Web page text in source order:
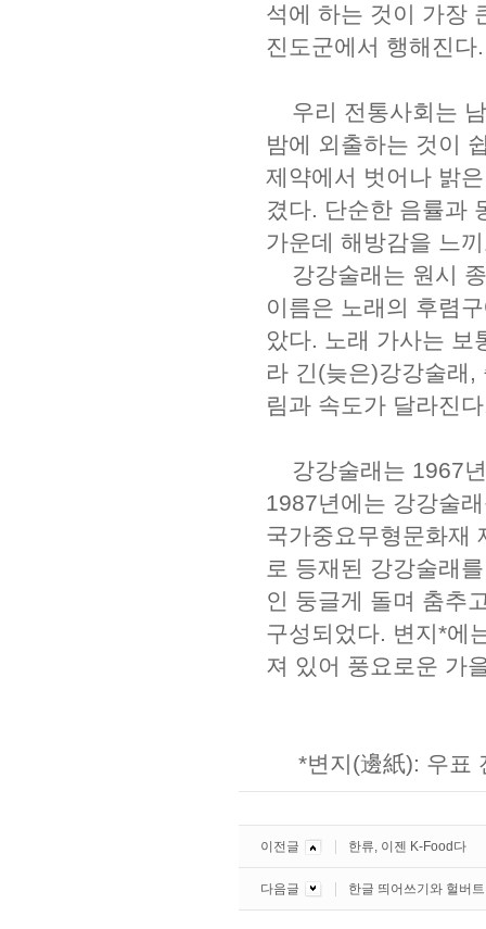
석에 하는 것이 가장
진도군에서 행해진다.
우리 전통사회는
밤에 외출하는 것이
제약에서 벗어나 밝
겼다. 단순한 음률과
가운데 해방감을 느
강강술래는 원시 종
이름은 노래의 후렴
았다. 노래 가사는 보
라 긴(늦은)강강술래
림과 속도가 달라진
강강술래는 1967년
1987년에는 강강술
국가중요무형문화재
로 등재된 강강술래
인 둥글게 돌며 춤추
구성되었다. 변지*에
져 있어 풍요로운 가
*변지(邊紙): 우표
이전글 한류, 이젠 K-Food다
다음글 한글 띄어쓰기와 헐버트